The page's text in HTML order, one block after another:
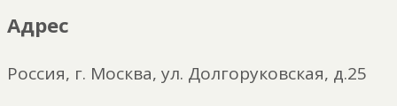
Адрес
Россия, г. Москва, ул. Долгоруковская, д.25